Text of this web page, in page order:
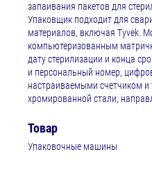
запаивания пакетов для
Упаковщик подходит для
материалов, включая Tyvek.
компьютеризованным
дату стерилизации и конца
и персональный номер,
настраиваемыми счетчиком
хромированной стали,
Товар
Упаковочные машины